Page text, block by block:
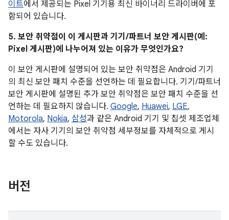
이트에서 제공되는 Pixel 기기용 최신 바이너리 드라이버에 포
함되어 있습니다.
5. 보안 취약점이 이 게시판과 기기/파트너 보안 게시판(예:
Pixel 게시판)에 나누어져 있는 이유가 무엇인가요?
이 보안 게시판에 설명되어 있는 보안 취약점은 Android 기기
의 최신 보안 패치 수준을 선언하는 데 필요합니다. 기기/파트너
보안 게시판에 설명된 추가 보안 취약점은 보안 패치 수준을 선
언하는 데 필요하지 않습니다. Google, Huawei, LGE,
Motorola, Nokia, 삼성과 같은 Android 기기 및 칩셋 제조업체
에서는 자사 기기의 보안 취약점 세부정보를 자체적으로 게시
할 수도 있습니다.
버전